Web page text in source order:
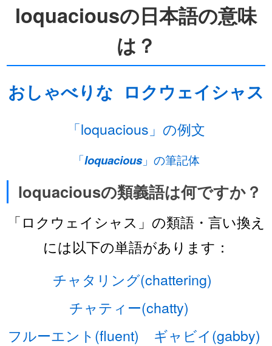
loquaciousの日本語の意味
は？
おしゃべりな ロクウェイシャス
「loquacious」の例文
「loquacious」の筆記体
loquaciousの類義語は何ですか？
「ロクウェイシャス」の類語・言い換え
には以下の単語があります：
チャタリング(chattering)
チャティー(chatty)
フルーエント(fluent)
ギャビイ(gabby)